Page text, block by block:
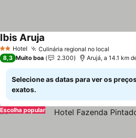
2 Estrelas
Hotel Culinária regional no local
Ibis Aruja
8,3 Muito boa 2.300 Arujá, a 14.1 km
Selecione as datas para ver os
exatos.
Escolha popular